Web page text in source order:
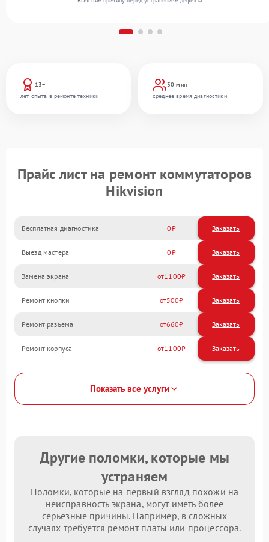
13+
лет опыта в ремонте техники
30 мин
среднее время диагностики
Прайс лист на ремонт коммутаторов
Hikvision
Бесплатная диагностика 0 Заказать
Выезд мастера 0 Заказать
Замена экрана 1100
Ремонт кнопки 500
Ремонт разъема 660
Ремонт корпуса 1100
Показать все услуги
Другие поломки, которые мы
устраняем
Поломки, которые на первый взгляд похожи на
неисправность экрана, могут иметь более
серьезные причины. Например, в сложных
случаях требуется ремонт платы или процессора.